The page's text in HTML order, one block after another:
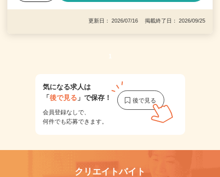
更新日： 2026/07/16 掲載終了日： 2026/09/25
1
気になる求人は
「後で見る 」で保存！
会員登録なしで、
何件でも応募できます。
クリエイトバイト